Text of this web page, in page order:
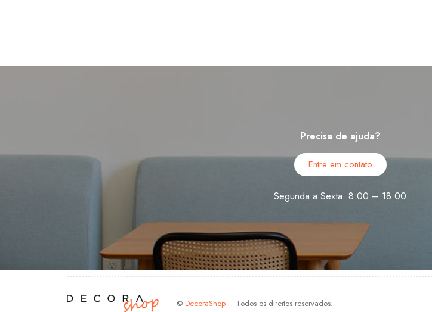
Precisa de ajuda?
Entre em contato
Segunda a Sexta: 8:00 – 18:00
© DecoraShop– Todos os direitos reservados.